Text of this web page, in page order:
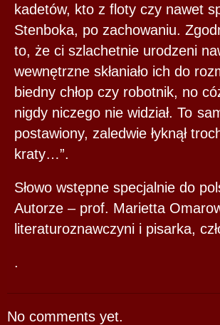
kadetów, kto z floty czy nawet
Stenboka, po zachowaniu.
to, że ci szlachetnie urodzeni
wewnętrzne skłaniało ich do
biedny chłop czy robotnik, no
nigdy niczego nie widział. To
postawiony, zaledwie łyknął
kraty…”.
Słowo wstępne specjalnie do
Autorze – prof. Marietta
literaturoznawczyni i pisarka,
.
No comments yet.